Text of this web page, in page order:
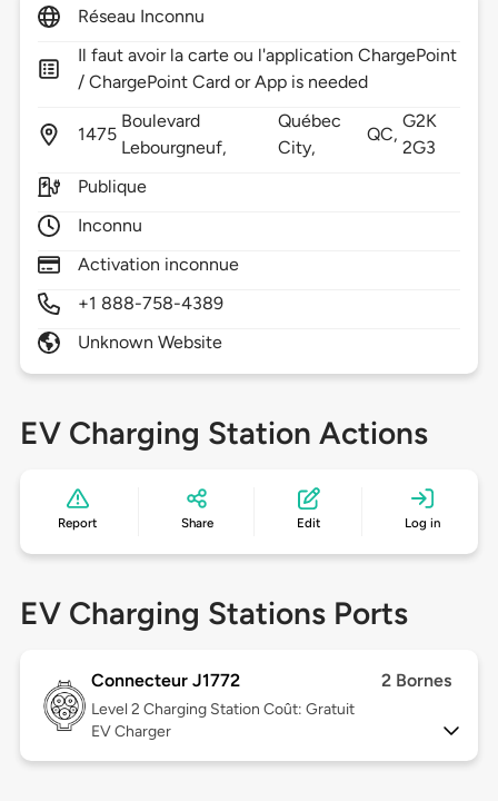
Réseau Inconnu
Il faut avoir la carte ou l'application ChargePoint
/ ChargePoint Card or App is needed
1475
Boulevard
Lebourgneuf,
Québec
City,
QC,
G2K
2G3
Publique
Inconnu
Activation inconnue
+1 888-758-4389
Unknown Website
EV Charging Station Actions
Report Share Edit Log in
EV Charging Stations Ports
Connecteur J1772 2 Bornes
Level 2 Charging Station Coût: Gratuit
EV Charger